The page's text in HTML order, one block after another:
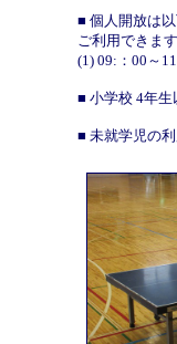
■ 個人開放は
ご利用できま
(1) 09:：00
■ 小学校 4年
■ 未就学児の